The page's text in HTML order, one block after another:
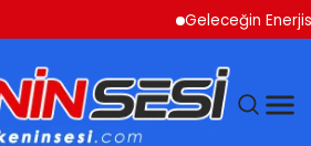
Geleceğin Enerjisi